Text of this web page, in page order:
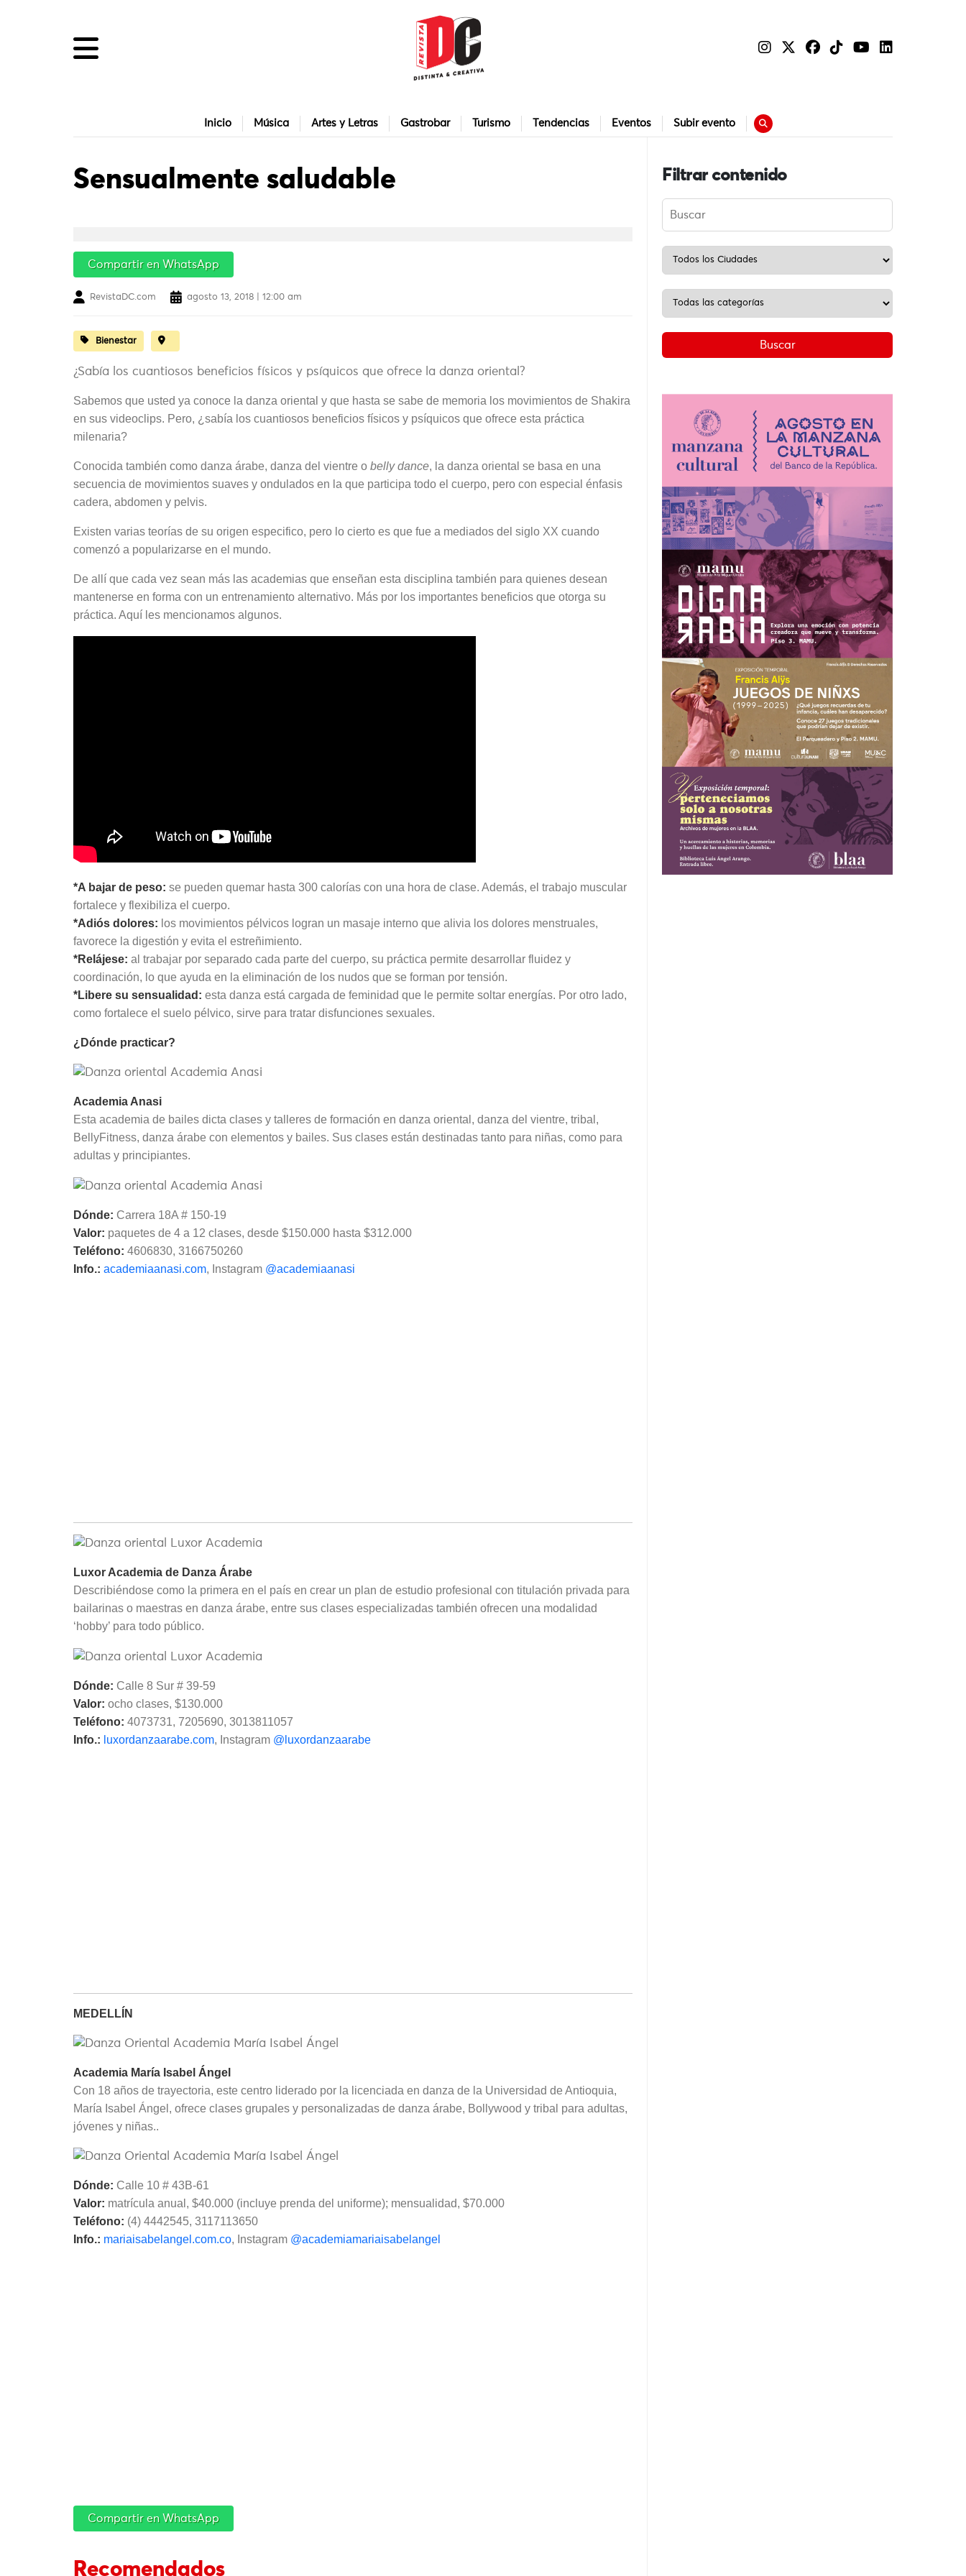
Inicio Música Artes y Letras Gastrobar Turismo Tendencias Eventos Subir evento
Sensualmente saludable
Compartir en WhatsApp
RevistaDC.com agosto 13, 2018 | 12:00 am
Bienestar
¿Sabía los cuantiosos beneficios físicos y psíquicos que ofrece la danza oriental?
Sabemos que usted ya conoce la danza oriental y que hasta se sabe de memoria los movimientos de Shakira
en sus videoclips. Pero, ¿sabía los cuantiosos beneficios físicos y psíquicos que ofrece esta práctica
milenaria?
Conocida también como danza árabe, danza del vientre o belly dance, la danza oriental se basa en una
secuencia de movimientos suaves y ondulados en la que participa todo el cuerpo, pero con especial énfasis
cadera, abdomen y pelvis.
Existen varias teorías de su origen especifico, pero lo cierto es que fue a mediados del siglo XX cuando
comenzó a popularizarse en el mundo.
De allí que cada vez sean más las academias que enseñan esta disciplina también para quienes desean
mantenerse en forma con un entrenamiento alternativo. Más por los importantes beneficios que otorga su
práctica. Aquí les mencionamos algunos.
*A bajar de peso: se pueden quemar hasta 300 calorías con una hora de clase. Además, el trabajo muscular
fortalece y flexibiliza el cuerpo.
*Adiós dolores: los movimientos pélvicos logran un masaje interno que alivia los dolores menstruales,
favorece la digestión y evita el estreñimiento.
*Relájese: al trabajar por separado cada parte del cuerpo, su práctica permite desarrollar fluidez y
coordinación, lo que ayuda en la eliminación de los nudos que se forman por tensión.
*Libere su sensualidad: esta danza está cargada de feminidad que le permite soltar energías. Por otro lado,
como fortalece el suelo pélvico, sirve para tratar disfunciones sexuales.
¿Dónde practicar?
Academia Anasi
Esta academia de bailes dicta clases y talleres de formación en danza oriental, danza del vientre, tribal,
BellyFitness, danza árabe con elementos y bailes. Sus clases están destinadas tanto para niñas, como para
adultas y principiantes.
Dónde: Carrera 18A # 150-19
Valor: paquetes de 4 a 12 clases, desde $150.000 hasta $312.000
Teléfono: 4606830, 3166750260
Info.: academiaanasi.com, Instagram @academiaanasi
Luxor Academia de Danza Árabe
Describiéndose como la primera en el país en crear un plan de estudio profesional con titulación privada para
bailarinas o maestras en danza árabe, entre sus clases especializadas también ofrecen una modalidad
‘hobby’ para todo público.
Dónde: Calle 8 Sur # 39-59
Valor: ocho clases, $130.000
Teléfono: 4073731, 7205690, 3013811057
Info.: luxordanzaarabe.com, Instagram @luxordanzaarabe
MEDELLÍN
Academia María Isabel Ángel
Con 18 años de trayectoria, este centro liderado por la licenciada en danza de la Universidad de Antioquia,
María Isabel Ángel, ofrece clases grupales y personalizadas de danza árabe, Bollywood y tribal para adultas,
jóvenes y niñas..
Dónde: Calle 10 # 43B-61
Valor: matrícula anual, $40.000 (incluye prenda del uniforme); mensualidad, $70.000
Teléfono: (4) 4442545, 3117113650
Info.: mariaisabelangel.com.co, Instagram @academiamariaisabelangel
Compartir en WhatsApp
Recomendados
Filtrar contenido